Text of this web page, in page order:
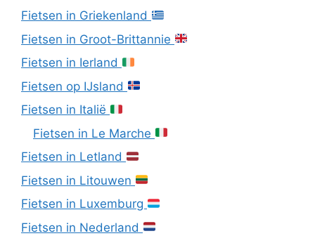
Fietsen in Griekenland
Fietsen in Groot-Brittannie
Fietsen in Ierland
Fietsen op IJsland
Fietsen in Italië
Fietsen in Le Marche
Fietsen in Letland
Fietsen in Litouwen
Fietsen in Luxemburg
Fietsen in Nederland